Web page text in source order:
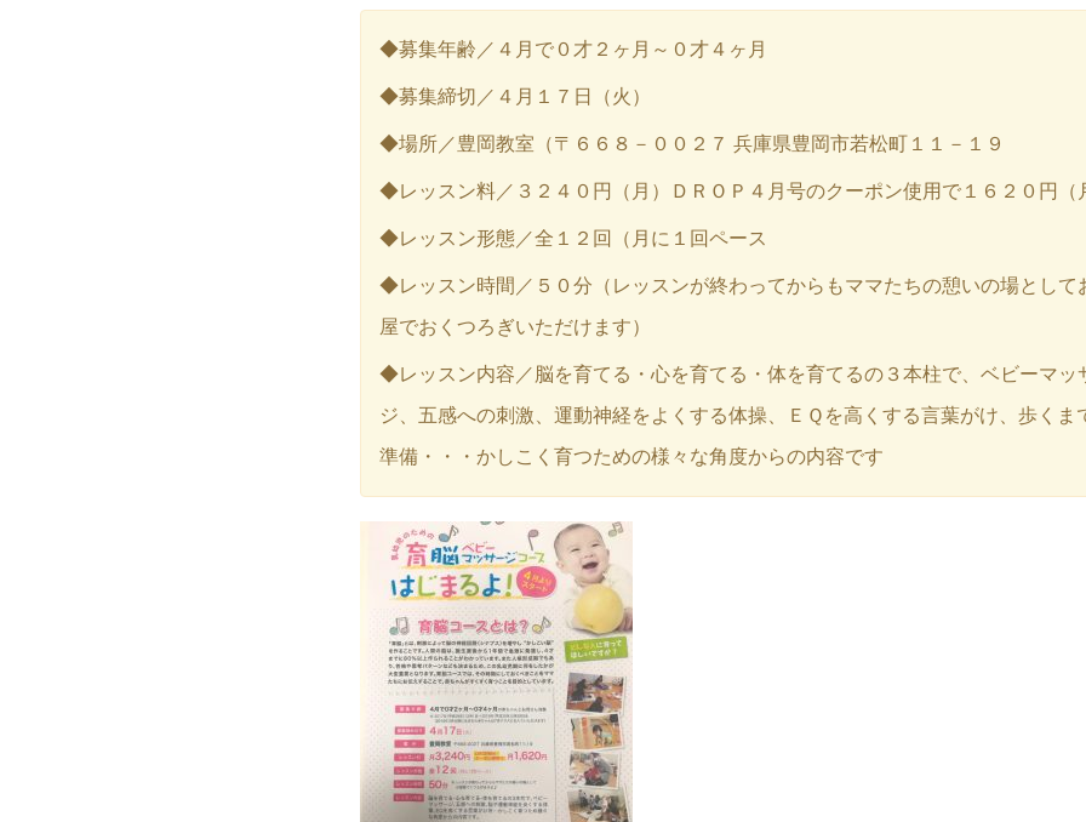
◆募集年齢／４月で０才２ヶ月～０才４ヶ月
◆募集締切／４月１７日（火）
◆場所／豊岡教室（〒６６８－００２７ 兵庫県豊岡市若松町１１－１９
◆レッスン料／３２４０円（月）ＤＲＯＰ４月号のクーポン使用で１６２０円（
◆レッスン形態／全１２回（月に１回ペース
◆レッスン時間／５０分（レッスンが終わってからもママたちの憩いの場として
屋でおくつろぎいただけます）
◆レッスン内容／脳を育てる・心を育てる・体を育てるの３本柱で、ベビーマッ
ジ、五感への刺激、運動神経をよくする体操、ＥＱを高くする言葉がけ、歩くま
準備・・・かしこく育つための様々な角度からの内容です